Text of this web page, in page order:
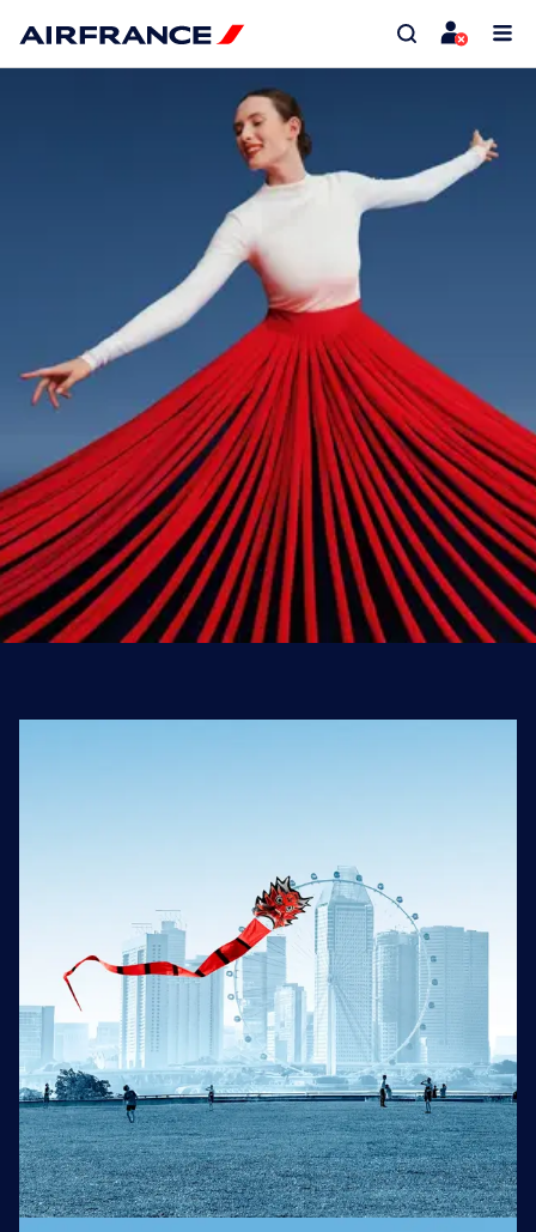
élargir vos horizons
Explorez le monde avec Air France et ses
partenaires, et laissez-vous porter vers des
destinations d’exception. Notre réseau
relie les envies d’ailleurs aux possibilités de
départ.
Découvrir notre guide de voyage